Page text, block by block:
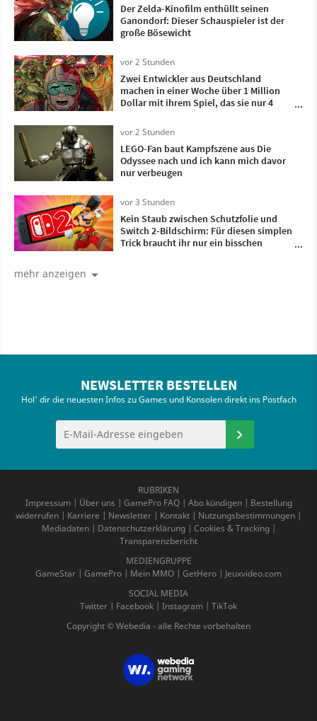
Der Zelda-Kinofilm enthüllt seinen
Ganondorf: Dieser Schauspieler ist der
große Bösewicht
vor 2 Stunden
Zwei Entwickler aus Deutschland
machen in einer Woche über 1 Million
Dollar mit ihrem Spiel, das sie nur 4
vor 2 Stunden
LEGO-Fan baut Kampfszene aus Die
Odyssee nach und ich kann mich davor
nur verbeugen
vor 3 Stunden
Kein Staub zwischen Schutzfolie und
Switch 2-Bildschirm: Für diesen simplen
Trick braucht ihr nur ein bisschen
mehr anzeigen
NEWSLETTER BESTELLEN
Hol' dir die neuesten Infos zu Games und Konsolen direkt ins Postfach
RUBRIKEN
Impressum| Über uns | GamePro FAQ| Abo kündigen| Bestellung
widerrufen | Karriere | Newsletter | Kontakt | Nutzungsbestimmungen |
Mediadaten| Datenschutzerklärung| Cookies & Tracking|
Transparenzbericht
MEDIENGRUPPE
GameStar | GamePro | Mein MMO | GetHero | Jeuxvideo.com
SOCIAL MEDIA
Twitter | Facebook | Instagram | TikTok
Copyright © Webedia - alle Rechte vorbehalten